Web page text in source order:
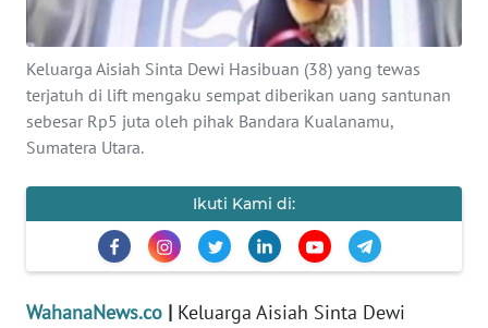
Keluarga Aisiah Sinta Dewi Hasibuan (38) yang tewas
terjatuh di lift mengaku sempat diberikan uang santunan
sebesar Rp5 juta oleh pihak Bandara Kualanamu,
Sumatera Utara.
Ikuti Kami di:
WahanaNews.co | Keluarga Aisiah Sinta Dewi
SERBA-SERBI
PENDIDIKAN
OLAHRAGA
EDITORIAL
Informasi